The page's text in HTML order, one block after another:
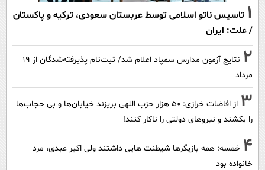
1 تاسیس ناتو اسلامی توسط عربستان سعودی، ترکیه و پاکستان
/ علت: ایران
2
نتایج آزمون مدارس سمپاد اعلام شد/ ثبت‌نام پذیرفته‌شدگان از ۱۹
مرداد
3
از افاضات خرازی: ۵۰ هزار حزب اللهی بریزند خیابان‌ها و بی حجاب‌ها
را بکشند و نیرو‌های دولتی را ناکار کنند!
4 خمسه: همه بازیگرها شیطنت هایی داشتند ولی اکبر عبدی، مرد
خانواده بود